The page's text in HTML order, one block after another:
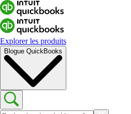
Explorer les produits
Blogue QuickBooks